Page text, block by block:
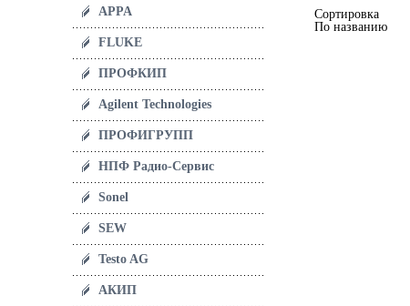
APPA
FLUKE
ПРОФКИП
Agilent Technologies
ПРОФИГРУПП
НПФ Радио-Сервис
Sonel
SEW
Testo AG
АКИП
Сортировка
По названию